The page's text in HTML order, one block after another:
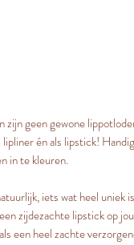
geen gewone
lipliner én als lipstick!
in te kleuren.
iets wat heel uniek
zijdezachte lipstick op
een heel zachte